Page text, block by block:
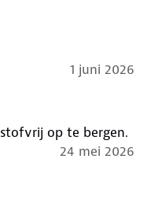
1 juni 2026
op te bergen.
24 mei 2026